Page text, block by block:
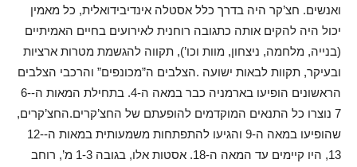
ואנשים. חצ’קר היה בדרך כלל אסטלה אינדיבידואלית, כל מאמין
יכול היה להקים אותה כתגובה רוחנית לאירועים בחיים האמיתיים
(בנייה, מלחמה, ניצחון, מוות וכו’), תקווה להגשמת מטרות ארציות
ובעיקר, תקוות לבאות ישועה .הצלבים ה”מכונפים” והרכבי הצלבים
הראשונים הופיעו בארמניה כבר במאה ה-4. בתחילת המאות ה-6-
7 נוצרו כל התנאים המוקדמים להופעתם של החצ’קרים.החצ’קרים,
שהופיעו במאה ה-9 והגיעו להתפתחות משמעותית במאות ה-12-
13, היו קיימים עד המאה ה-18. אסטות אלו, בגובה 1-3 מ’, רוחב